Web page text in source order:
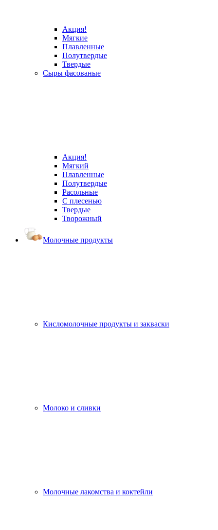
Акция!
Мягкие
Плавленные
Полутвердые
Твердые
Сыры фасованые
Акция!
Мягкий
Плавленные
Полутвердые
Расольные
С плесенью
Твердые
Творожный
Молочные продукты
Кисломолочные продукты и закваски
Молоко и сливки
Молочные лакомства и коктейли